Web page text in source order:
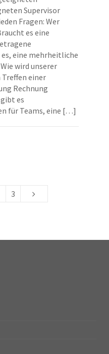
Supervisor
Fragen: Wer
es eine
eine mehrheitliche
wird unserer
einer
Rechnung
es
für Teams, eine […]
3